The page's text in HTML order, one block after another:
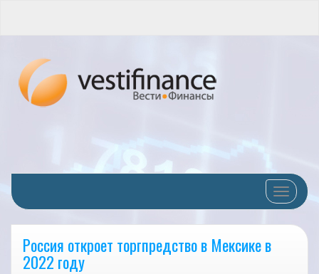
Россия откроет торгпредство в Мексике в
2022 году